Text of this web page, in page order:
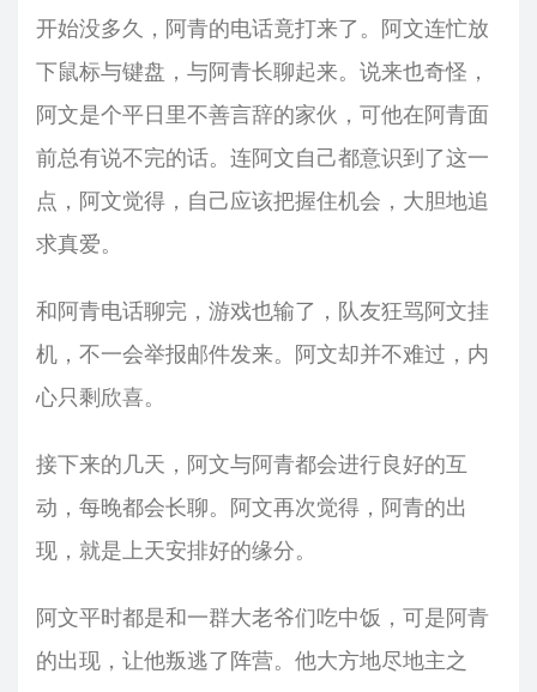
开始没多久，阿青的电话竟打来了。阿文连忙放
下鼠标与键盘，与阿青长聊起来。说来也奇怪，
阿文是个平日里不善言辞的家伙，可他在阿青面
前总有说不完的话。连阿文自己都意识到了这一
点，阿文觉得，自己应该把握住机会，大胆地追
求真爱。
和阿青电话聊完，游戏也输了，队友狂骂阿文挂
机，不一会举报邮件发来。阿文却并不难过，内
心只剩欣喜。
接下来的几天，阿文与阿青都会进行良好的互
动，每晚都会长聊。阿文再次觉得，阿青的出
现，就是上天安排好的缘分。
阿文平时都是和一群大老爷们吃中饭，可是阿青
的出现，让他叛逃了阵营。他大方地尽地主之